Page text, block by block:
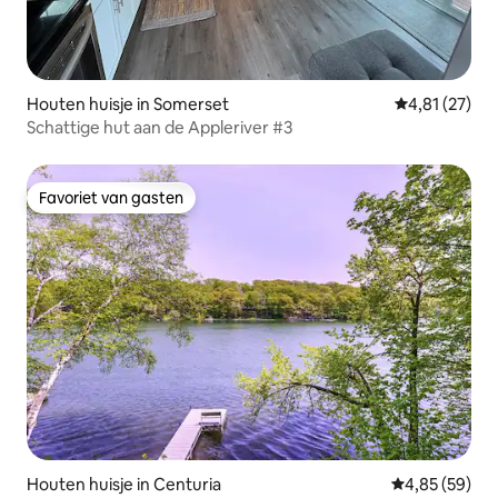
Houten huisje in Somerset Gemiddelde
4,81 (27)
Schattige hut aan de Appleriver #3
Favoriet van gasten
Favoriet van gasten
Houten huisje in Centuria Gemiddelde
4,85 (59)